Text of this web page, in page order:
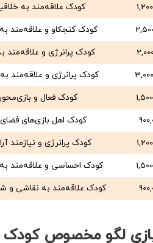
کودک علاقه‌مند به
کودک کنجکاو و علاقه‌مند
کودک پرانرژی و علاقه‌مند
کودک پرانرژی و علاقه‌مند
کودک فعال و بازی‌محور
کودک اهل بازی‌های فضای
کودک پرانرژی و نیازمند
کودک احساسی و علاقه‌مند
کودک علاقه‌مند به نقاشی و